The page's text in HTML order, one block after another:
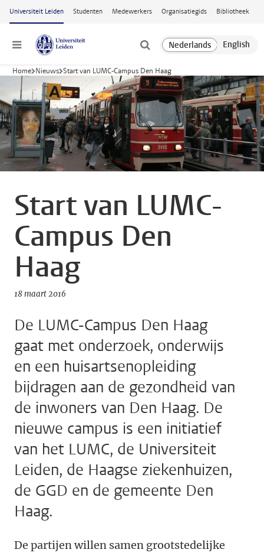
Ga naar hoofdinhoud
Universiteit Leiden Studenten Medewerkers Organisatiegids Bibliotheek
Menu
Home Nieuws Start van LUMC-Campus Den Haag
Start van LUMC-
Campus Den
Haag
18 maart 2016
De LUMC-Campus Den Haag
gaat met onderzoek, onderwijs
en een huisartsenopleiding
bijdragen aan de gezondheid van
de inwoners van Den Haag. De
nieuwe campus is een initiatief
van het LUMC, de Universiteit
Leiden, de Haagse ziekenhuizen,
de GGD en de gemeente Den
Haag.
De partijen willen samen grootstedelijke